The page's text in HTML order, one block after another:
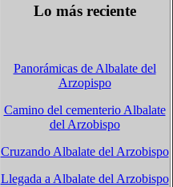
Lo más reciente
Panorámicas de Albalate del
Arzopispo
Camino del cementerio Albalate
del Arzobispo
Cruzando Albalate del Arzobispo
Llegada a Albalate del Arzobispo